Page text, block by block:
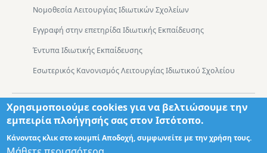
Νομοθεσία Λειτουργίας Ιδιωτικών Σχολείων
Εγγραφή στην επετηρίδα Ιδιωτικής Εκπαίδευσης
Έντυπα Ιδιωτικής Εκπαίδευσης
Εσωτερικός Κανονισμός Λειτουργίας Ιδιωτικού Σχολείου
Footer
Τμήματα Χάρτης Πρόσβασης
Σχεδιασμός: Θωμάς Διονύσης ΤΕ ΠΛΗΡ
Χρησιμοποιούμε cookies για να βελτιώσουμε την
εμπειρία πλοήγησής σας στον Ιστότοπο.
Κάνοντας κλικ στο κουμπί Αποδοχή, συμφωνείτε με την χρήση τους.